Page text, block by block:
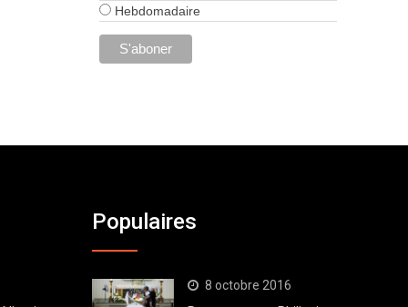
Hebdomadaire
Populaires
8 octobre 2016